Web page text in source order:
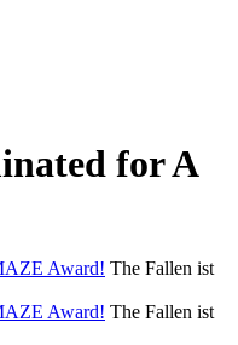
for A
The Fallen ist
The Fallen ist